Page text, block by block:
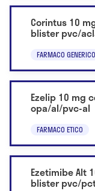
Corintus 10
blister pvc/
FARMACO GENERICO
Ezelip 10 mg
opa/al/pvc-al
FARMACO ETICO
Ezetimibe Alt
blister pvc/